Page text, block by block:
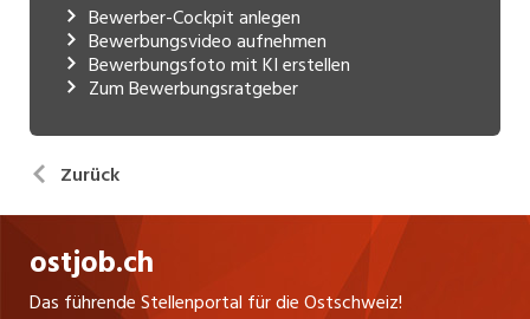
Bewerber-Cockpit anlegen
Bewerbungsvideo aufnehmen
Bewerbungsfoto mit KI erstellen
Zum Bewerbungsratgeber
Zurück
ostjob.ch
Das führende Stellenportal für die Ostschweiz!